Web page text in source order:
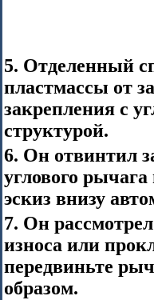
5. Отделенный
пластмассы от
закрепления с
структурой.
6. Он отвинтил
углового
эскиз внизу
7. Он
износа или
передвиньте
образом.